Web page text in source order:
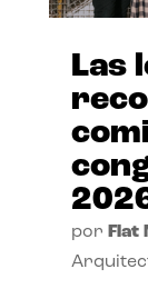
Las
por Flat